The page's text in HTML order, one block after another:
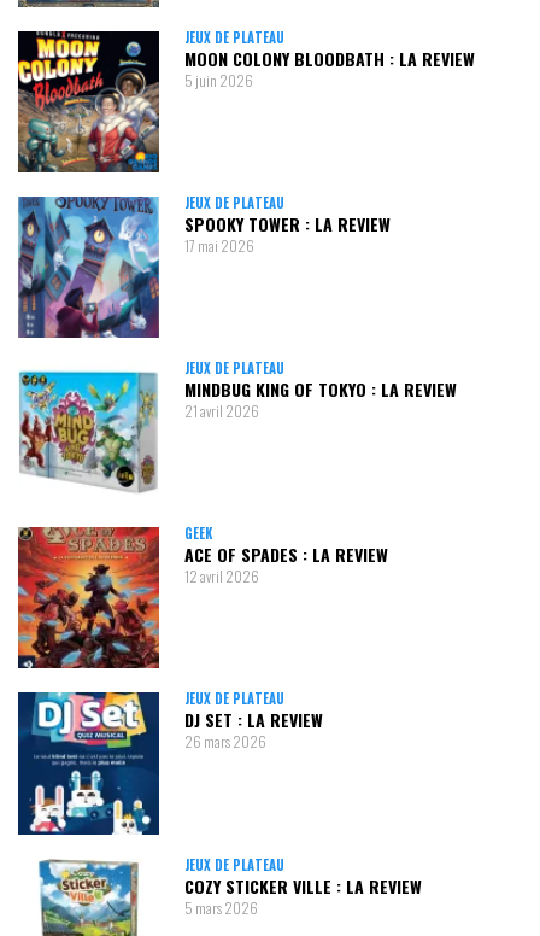
JEUX DE PLATEAU
MOON COLONY BLOODBATH : LA REVIEW
5 juin 2026
JEUX DE PLATEAU
SPOOKY TOWER : LA REVIEW
17 mai 2026
JEUX DE PLATEAU
MINDBUG KING OF TOKYO : LA REVIEW
21 avril 2026
GEEK
ACE OF SPADES : LA REVIEW
12 avril 2026
JEUX DE PLATEAU
DJ SET : LA REVIEW
26 mars 2026
JEUX DE PLATEAU
COZY STICKER VILLE : LA REVIEW
5 mars 2026